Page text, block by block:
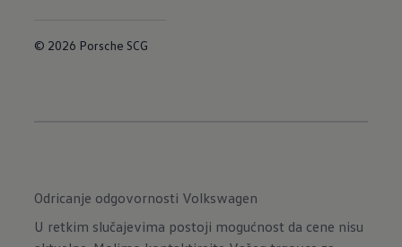
© 2026 Porsche SCG
Odricanje odgovornosti Volkswagen
U retkim slučajevima postoji mogućnost da cene nisu